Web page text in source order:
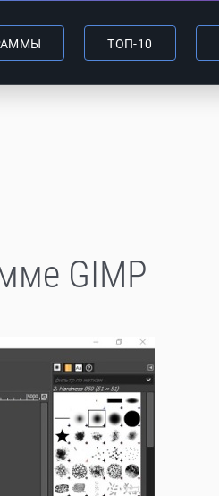
ТОП-10
GIMP